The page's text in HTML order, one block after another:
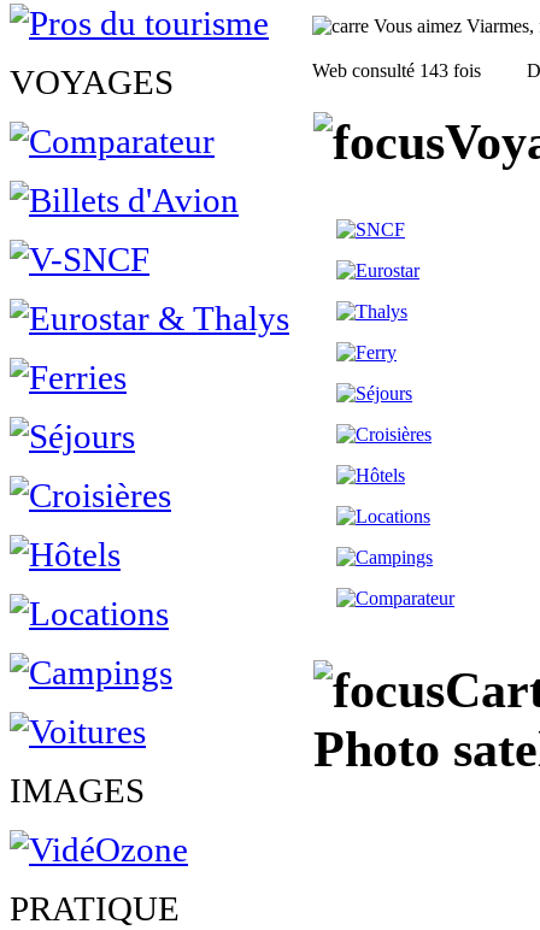
VOYAGES
IMAGES
PRATIQUE
Vous aimez
Web consulté 143 fois
Photo